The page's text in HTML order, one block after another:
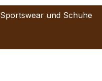
Sportswear und Schuhe